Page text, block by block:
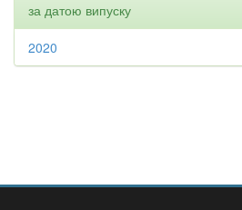
за датою випуску
2020